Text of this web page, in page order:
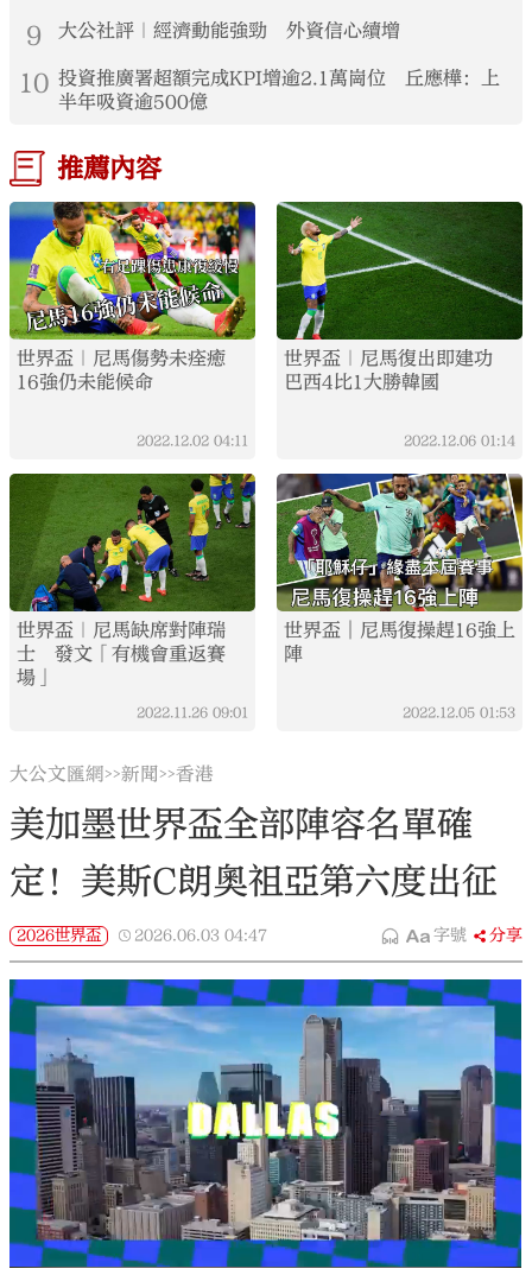
9
大公社評｜經濟動能強勁 外資信心續增
10 投資推廣署超額完成KPI增逾2.1萬崗位 丘應樺：上
半年吸資逾500億
推薦內容
世界盃｜尼馬傷勢未痊癒
16強仍未能候命
2022.12.02 04:11
世界盃｜尼馬復出即建功
巴西4比1大勝韓國
2022.12.06 01:14
世界盃｜尼馬缺席對陣瑞
士 發文「有機會重返賽
場」
2022.11.26 09:01
世界盃︱尼馬復操趕16強上
陣
2022.12.05 01:53
大公文匯網>>新聞>>香港
美加墨世界盃全部陣容名單確
定！美斯C朗奧祖亞第六度出征
2026世界盃 2026.06.03 04:47 字號 分享